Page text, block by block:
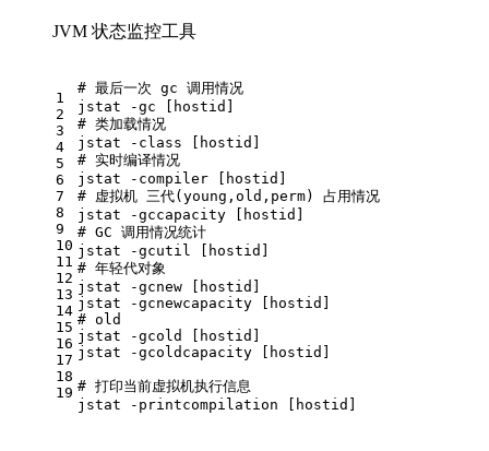
JVM 状态监控工具
1
2
3
4
5
6
7
8
9
10
11
12
13
14
15
16
17
18
19
# 最后一次 gc 调用情况
jstat -gc [
hostid
# 类加载情况
jstat -class [
hostid
# 实时编译情况
jstat -compiler [
hostid
# 虚拟机 三代(young,old,perm) 占用情况
jstat -gccapacity [
hostid
# GC 调用情况统计
jstat -gcutil [
hostid
# 年轻代对象
jstat -gcnew [
hostid
jstat -gcnewcapacity [
hostid
# old
jstat -gcold [
hostid
jstat -gcoldcapacity [
hostid
# 打印当前虚拟机执行信息
jstat -printcompilation [
hostid